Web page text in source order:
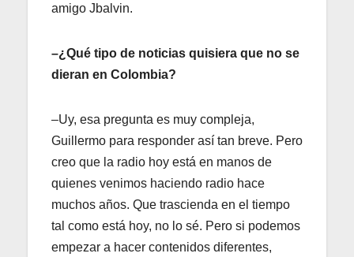
amigo Jbalvin.
–¿Qué tipo de noticias quisiera que no se
dieran en Colombia?
–Uy, esa pregunta es muy compleja,
Guillermo para responder así tan breve. Pero
creo que la radio hoy está en manos de
quienes venimos haciendo radio hace
muchos años. Que trascienda en el tiempo
tal como está hoy, no lo sé. Pero si podemos
empezar a hacer contenidos diferentes,